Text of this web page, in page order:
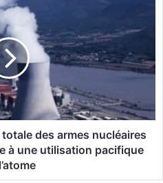
des armes nucléaires
à une utilisation pacifique